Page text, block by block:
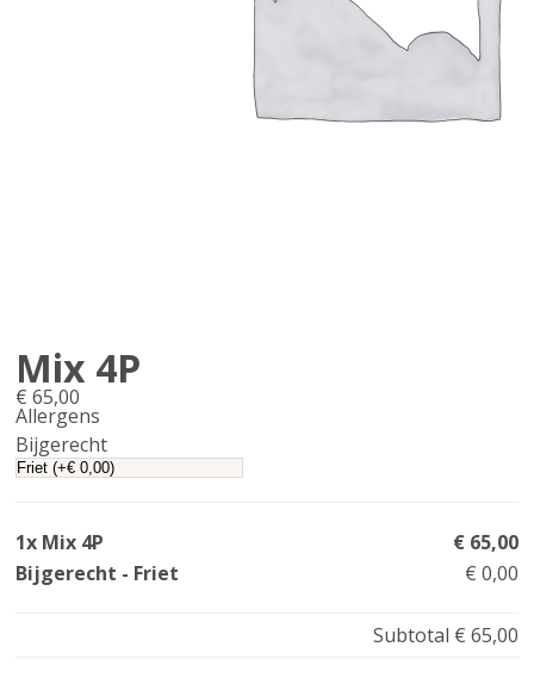
Mix 4P
€ 65,00
Allergens
Product
allergen
Bijgerecht
1x Mix 4P
€ 65,00
Bijgerecht - Friet
€ 0,00
Subtotal € 65,00